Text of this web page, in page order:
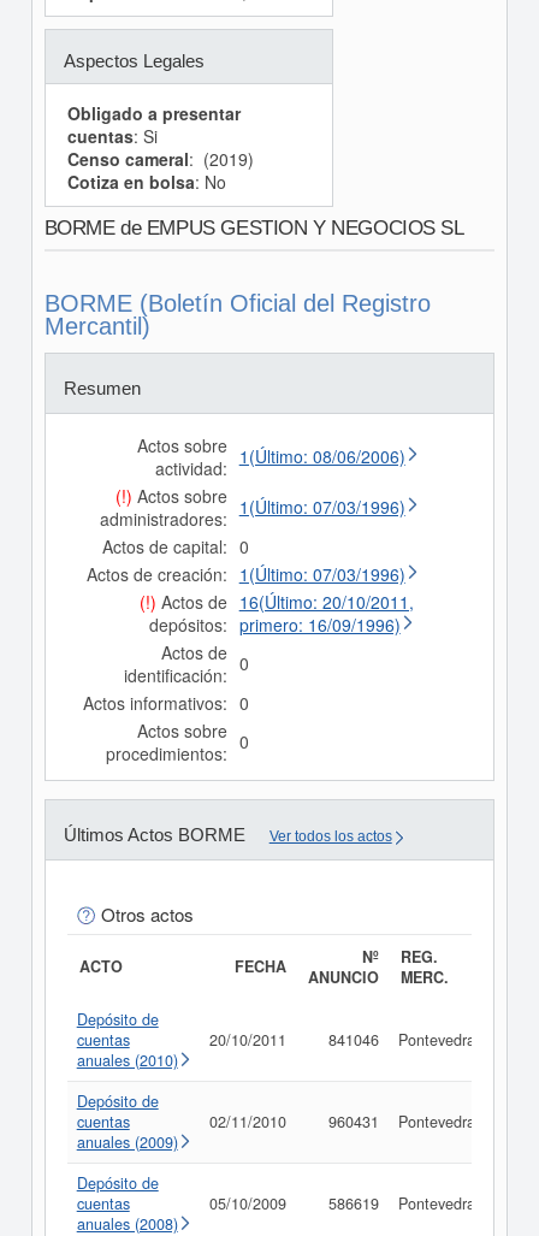
Aspectos Legales
Obligado a presentar
cuentas: Si
Censo cameral: (2019)
Cotiza en bolsa: No
BORME de EMPUS GESTION Y NEGOCIOS SL
BORME (Boletín Oficial del Registro
Mercantil)
Resumen
Actos sobre
actividad: 1(Último: 08/06/2006)
(!) Actos sobre
administradores: 1(Último: 07/03/1996)
Actos de capital: 0
Actos de creación: 1(Último: 07/03/1996)
(!) Actos de
depósitos:
16(Último: 20/10/2011,
primero: 16/09/1996)
Actos de
identificación: 0
Actos informativos: 0
Actos sobre
procedimientos: 0
Últimos Actos BORME Ver todos los actos
Otros actos
ACTO FECHA
Nº
ANUNCIO
REG.
MERC.
Depósito de
cuentas
anuales (2010)
20/10/2011 841046 Pontevedra
Depósito de
cuentas
anuales (2009)
02/11/2010 960431 Pontevedra
Depósito de
cuentas
anuales (2008)
05/10/2009 586619 Pontevedra